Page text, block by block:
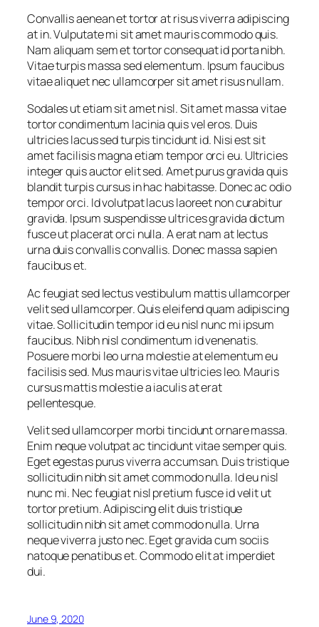
Convallis aenean et tortor at risus viverra adipiscing
at in. Vulputate mi sit amet mauris commodo quis.
Nam aliquam sem et tortor consequat id porta nibh.
Vitae turpis massa sed elementum. Ipsum faucibus
vitae aliquet nec ullamcorper sit amet risus nullam.
Sodales ut etiam sit amet nisl. Sit amet massa vitae
tortor condimentum lacinia quis vel eros. Duis
ultricies lacus sed turpis tincidunt id. Nisi est sit
amet facilisis magna etiam tempor orci eu. Ultricies
integer quis auctor elit sed. Amet purus gravida quis
blandit turpis cursus in hac habitasse. Donec ac odio
tempor orci. Id volutpat lacus laoreet non curabitur
gravida. Ipsum suspendisse ultrices gravida dictum
fusce ut placerat orci nulla. A erat nam at lectus
urna duis convallis convallis. Donec massa sapien
faucibus et.
Ac feugiat sed lectus vestibulum mattis ullamcorper
velit sed ullamcorper. Quis eleifend quam adipiscing
vitae. Sollicitudin tempor id eu nisl nunc mi ipsum
faucibus. Nibh nisl condimentum id venenatis.
Posuere morbi leo urna molestie at elementum eu
facilisis sed. Mus mauris vitae ultricies leo. Mauris
cursus mattis molestie a iaculis at erat
pellentesque.
Velit sed ullamcorper morbi tincidunt ornare massa.
Enim neque volutpat ac tincidunt vitae semper quis.
Eget egestas purus viverra accumsan. Duis tristique
sollicitudin nibh sit amet commodo nulla. Id eu nisl
nunc mi. Nec feugiat nisl pretium fusce id velit ut
tortor pretium. Adipiscing elit duis tristique
sollicitudin nibh sit amet commodo nulla. Urna
neque viverra justo nec. Eget gravida cum sociis
natoque penatibus et. Commodo elit at imperdiet
dui.
June 9, 2020